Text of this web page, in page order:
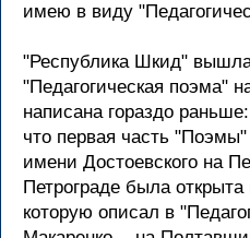
имею в виду
"Республика Шкид" вышла
"Педагогическая поэма"
написана гораздо
что первая часть
имени Достоевского на
Петрограде была открыта
которую описал в